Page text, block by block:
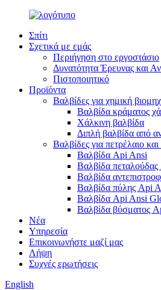
Σπίτι
Σχετικά με εμάς
Περιήγηση στο εργοστάσιο
Δυνατότητα Έρευνας και
Πιστοποιητικό
Προϊόντα
Βαλβίδες για χημική
Βαλβίδα κράματος
Χάλκινη βαλβίδα
Διπλή βαλβίδα από
Βαλβίδες για πετρέλαιο
Βαλβίδα Api Ansi
Βαλβίδα
Βαλβίδα
Βαλβίδα πύλης Api
Βαλβίδα Api Ansi
Βαλβίδα βύσματος
Νέα
Υπηρεσία
Επικοινωνήστε μαζί μας
Λήψη
Συχνές ερωτήσεις
English